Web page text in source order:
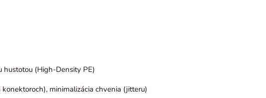
(High-Density PE)
minimalizácia chvenia (jitteru)